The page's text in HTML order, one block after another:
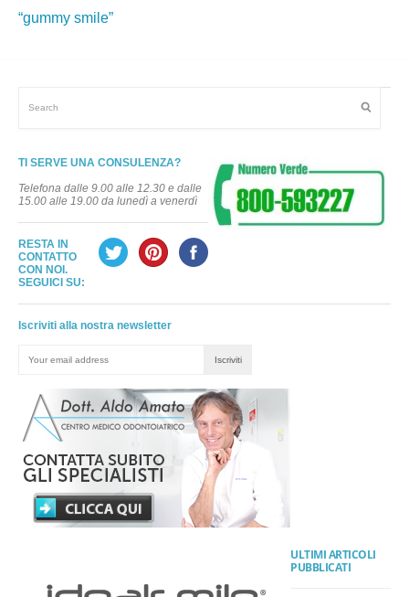
“gummy smile”
TI SERVE UNA CONSULENZA?
Telefona dalle 9.00 alle 12.30 e dalle
15.00 alle 19.00 da lunedì a venerdì
RESTA IN
CONTATTO
CON NOI.
SEGUICI SU:
Iscriviti alla nostra newsletter
ULTIMI ARTICOLI
PUBBLICATI